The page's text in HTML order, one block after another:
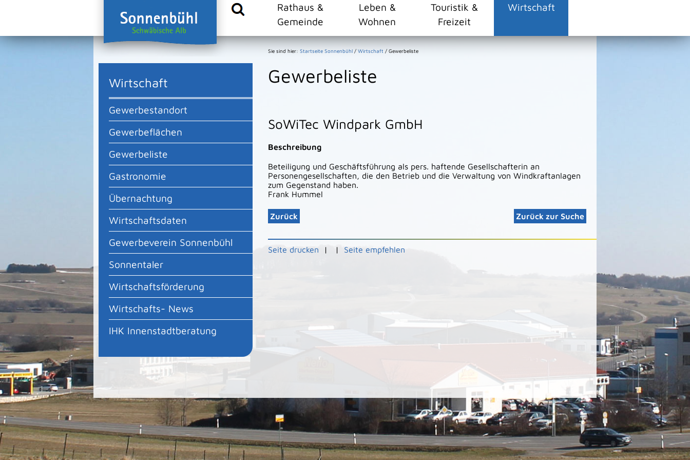
Rathaus &
Gemeinde
Leben &
Wohnen
Touristik &
Freizeit
Wirtschaft
Wirtschaft
Gewerbestandort
Gewerbeflächen
Gewerbeliste
Gastronomie
Übernachtung
Wirtschaftsdaten
Gewerbeverein Sonnenbühl
Sonnentaler
Wirtschaftsförderung
Wirtschafts- News
IHK Innenstadtberatung
Sie sind hier: Startseite Sonnenbühl / Wirtschaft / Gewerbeliste
Gewerbeliste
SoWiTec Windpark GmbH
Beschreibung
Beteiligung und Geschäftsführung als pers. haftende Gesellschafterin an
Personengesellschaften, die den Betrieb und die Verwaltung von Windkraftanlagen
zum Gegenstand haben.
Frank Hummel
Zurück zur Suche
Zurück
Seite drucken | | Seite empfehlen